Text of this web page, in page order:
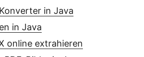
in Java
in Java
online extrahieren